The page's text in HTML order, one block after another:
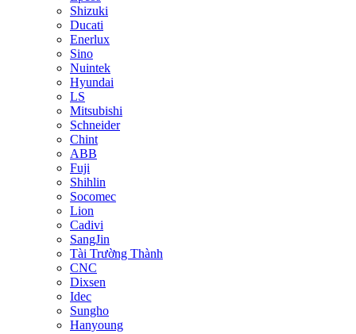
Shizuki
Ducati
Enerlux
Sino
Nuintek
Hyundai
LS
Mitsubishi
Schneider
Chint
ABB
Fuji
Shihlin
Socomec
Lion
Cadivi
SangJin
Tài Trường Thành
CNC
Dixsen
Idec
Sungho
Hanyoung